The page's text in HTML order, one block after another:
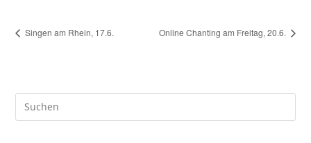
Singen am Rhein, 17.6. Online Chanting am Freitag, 20.6.